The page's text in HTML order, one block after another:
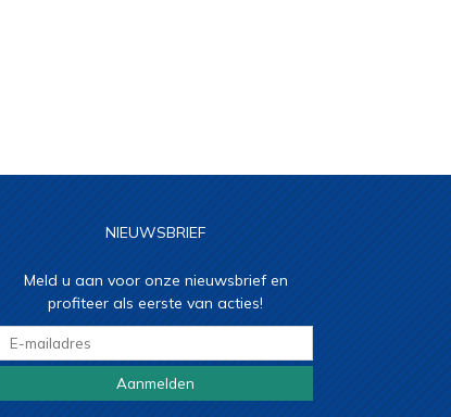
NIEUWSBRIEF
Meld u aan voor onze nieuwsbrief en
profiteer als eerste van acties!
Aanmelden